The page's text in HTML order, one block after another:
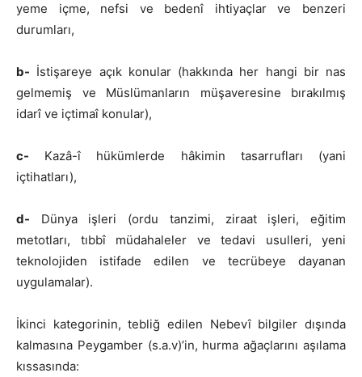
yeme içme, nefsi ve bedenî ihtiyaçlar ve benzeri
durumları,
b- İstişareye açık konular (hakkında her hangi bir nas
gelmemiş ve Müslümanların müşaveresine bırakılmış
idarî ve içtimaî konular),
c- Kazâ-î hükümlerde hâkimin tasarrufları (yani
içtihatları),
d- Dünya işleri (ordu tanzimi, ziraat işleri, eğitim
metotları, tıbbî müdahaleler ve tedavi usulleri, yeni
teknolojiden istifade edilen ve tecrübeye dayanan
uygulamalar).
İkinci kategorinin, tebliğ edilen Nebevî bilgiler dışında
kalmasına Peygamber (s.a.v)’in, hurma ağaçlarını aşılama
kıssasında: